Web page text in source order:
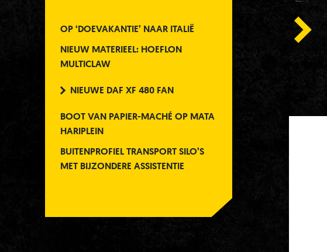
OP ‘DOEVAKANTIE’ NAAR ITALIË
NIEUW MATERIEEL: HOEFLON
MULTICLAW
NIEUWE DAF XF 480 FAN
BOOT VAN PAPIER-MACHÉ OP MATA
HARIPLEIN
BUITENPROFIEL TRANSPORT SILO’S
MET BIJZONDERE ASSISTENTIE